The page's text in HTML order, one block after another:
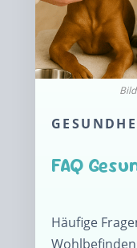
FAQ
Häufige